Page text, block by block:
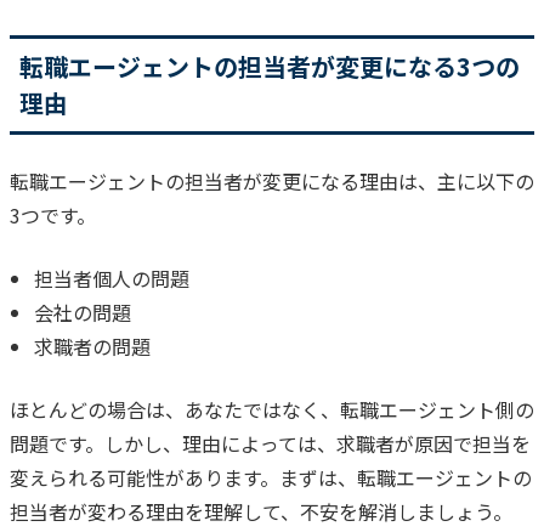
転職エージェントの担当者が変更になる3つの
理由
転職エージェントの担当者が変更になる理由は、主に以下の
3つです。
担当者個人の問題
会社の問題
求職者の問題
ほとんどの場合は、あなたではなく、転職エージェント側の
問題です。 しかし、理由によっては、求職者が原因で担当を
変えられる可能性があります。 まずは、転職エージェントの
担当者が変わる理由を理解して、不安を解消しましょう。